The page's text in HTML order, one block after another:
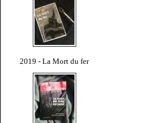
2019 - La Mort du fer